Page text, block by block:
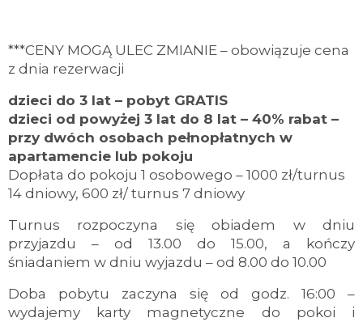
***CENY MOGĄ ULEC ZMIANIE – obowiązuje cena
z dnia rezerwacji
dzieci do 3 lat – pobyt GRATIS
dzieci od powyżej 3 lat do 8 lat – 40% rabat –
przy dwóch osobach pełnopłatnych w
apartamencie lub pokoju
Dopłata do pokoju 1 osobowego – 1000 zł/turnus
14 dniowy, 600 zł/ turnus 7 dniowy
Turnus rozpoczyna się obiadem w dniu
przyjazdu – od 13.00 do 15.00, a kończy
śniadaniem w dniu wyjazdu – od 8.00 do 10.00
Doba pobytu zaczyna się od godz. 16:00 –
wydajemy karty magnetyczne do pokoi i